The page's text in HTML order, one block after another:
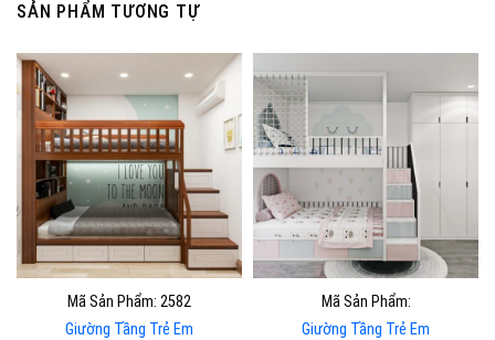
SẢN PHẨM TƯƠNG TỰ
Mã Sản Phẩm: 2582
Giường Tầng Trẻ Em
Mã Sản Phẩm:
Giường Tầng Trẻ Em